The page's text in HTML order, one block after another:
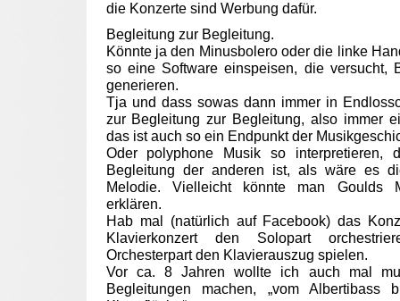
die Konzerte sind Werbung dafür.
Begleitung zur Begleitung.
Könnte ja den Minusbolero oder die linke
so eine Software einspeisen, die versucht,
generieren.
Tja und dass sowas dann immer in
zur Begleitung zur Begleitung, also immer
das ist auch so ein Endpunkt der
Oder polyphone Musik so interpretieren,
Begleitung der anderen ist, als wäre es
Melodie. Vielleicht könnte man Goulds
erklären.
Hab mal (natürlich auf Facebook) das
Klavierkonzert den Solopart
Orchesterpart den Klavierauszug spielen.
Vor ca. 8 Jahren wollte ich auch mal
Begleitungen machen, „vom Albertibass